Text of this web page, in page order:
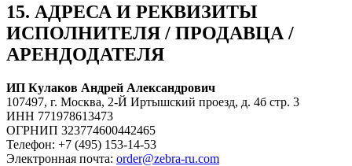
15. АДРЕСА И РЕКВИЗИТЫ
ИСПОЛНИТЕЛЯ / ПРОДАВЦА /
АРЕНДОДАТЕЛЯ
ИП Кулаков Андрей Александрович
107497, г. Москва, 2-Й Иртышский проезд, д. 4б стр. 3
ИНН 771978613473
ОГРНИП 323774600442465
Телефон: +7 (495) 153-14-53
Электронная почта: order@zebra-ru.com